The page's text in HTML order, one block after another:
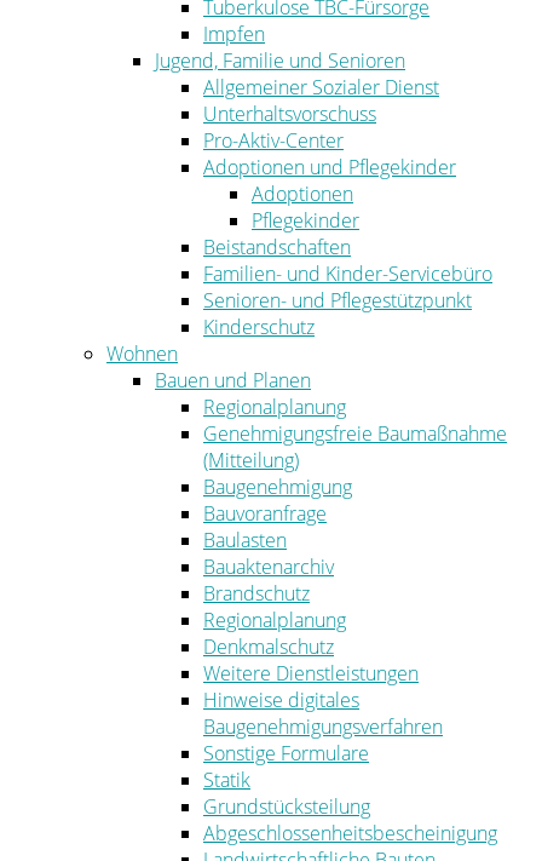
Tuberkulose TBC-Fürsorge
Impfen
Jugend, Familie und Senioren
Allgemeiner Sozialer Dienst
Unterhaltsvorschuss
Pro-Aktiv-Center
Adoptionen und Pflegekinder
Adoptionen
Pflegekinder
Beistandschaften
Familien- und Kinder-Servicebüro
Senioren- und Pflegestützpunkt
Kinderschutz
Wohnen
Bauen und Planen
Regionalplanung
Genehmigungsfreie Baumaßnahme
(Mitteilung)
Baugenehmigung
Bauvoranfrage
Baulasten
Bauaktenarchiv
Brandschutz
Regionalplanung
Denkmalschutz
Weitere Dienstleistungen
Hinweise digitales
Baugenehmigungsverfahren
Sonstige Formulare
Statik
Grundstücksteilung
Abgeschlossenheitsbescheinigung